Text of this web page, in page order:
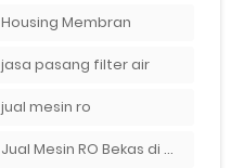
Housing Membran
jasa pasang filter air
jual mesin ro
Jual Mesin RO Bekas di Medan